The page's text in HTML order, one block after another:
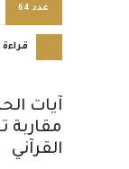
عدد 64
قراءة
آيات
مقاربة
القرآني